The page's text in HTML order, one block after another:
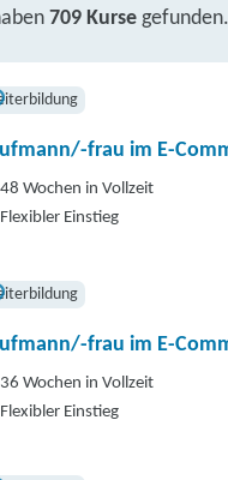
709 Kurse gefunden.
frau im E-
48 Wochen in Vollzeit
Flexibler Einstieg
frau im E-
36 Wochen in Vollzeit
Flexibler Einstieg